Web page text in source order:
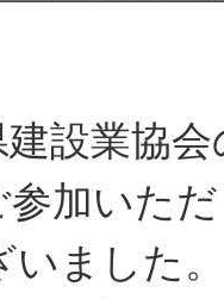
建設業協
参加いた
いました。